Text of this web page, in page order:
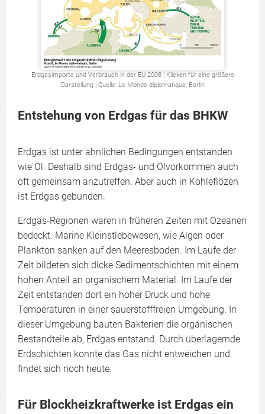
Erdgasimporte und Verbrauch in der EU 2008 | Klicken für eine größere
Darstellung | Quelle: Le Monde diplomatique, Berlin
Entstehung von Erdgas für das BHKW
Erdgas ist unter ähnlichen Bedingungen entstanden
wie Öl. Deshalb sind Erdgas- und Ölvorkommen auch
oft gemeinsam anzutreffen. Aber auch in Kohleflözen
ist Erdgas gebunden.
Erdgas-Regionen waren in früheren Zeiten mit Ozeanen
bedeckt. Marine Kleinstlebewesen, wie Algen oder
Plankton sanken auf den Meeresboden. Im Laufe der
Zeit bildeten sich dicke Sedimentschichten mit einem
hohen Anteil an organischem Material. Im Laufe der
Zeit entstanden dort ein hoher Druck und hohe
Temperaturen in einer sauerstofffreien Umgebung. In
dieser Umgebung bauten Bakterien die organischen
Bestandteile ab, Erdgas entstand. Durch überlagernde
Erdschichten konnte das Gas nicht entweichen und
findet sich noch heute.
Für Blockheizkraftwerke ist Erdgas ein